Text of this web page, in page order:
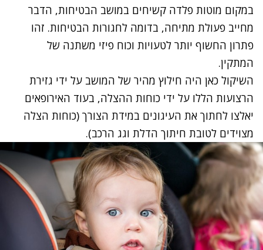
במקום מוטות פלדה קשיחים במושב הבטיחות, הדבר
מחייב פעולת מתיחה, בדומה לחגורות הבטיחות. זהו
פתרון החשוף יותר לטעויות וכוח פיזי משתנה של
המתקין.
השיקול כאן היה חילוץ מהיר של המושב על ידי גזירת
הרצועות הללו על ידי כוחות ההצלה, בעוד האירופאים
יאלצו לחתוך את העיגונים במידת הצורך (כוחות הצלה
מצוידים לטובת חיתוך הדלת וגג הרכב).